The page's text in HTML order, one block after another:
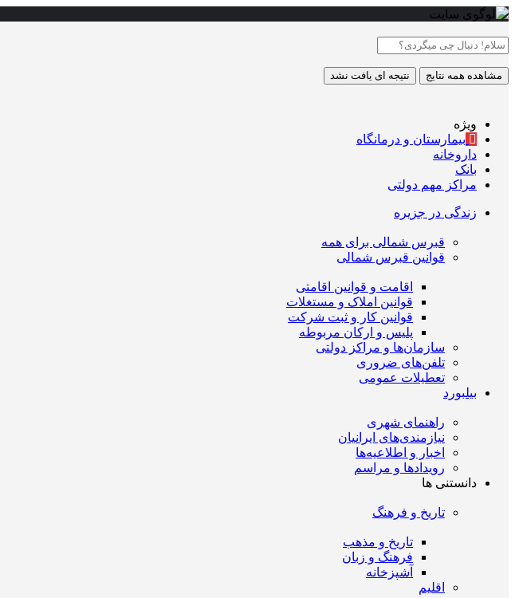
مشاهده همه نتایج نتیجه ای یافت نشد
ویژه
بیمارستان و درمانگاه
داروخانه
بانک
مراکز مهم دولتی
زندگی در جزیره
قبرس شمالی برای همه
قوانین قبرس شمالی
اقامت و قوانین اقامتی
قوانین املاک و مستغلات
قوانین کار و ثبت شرکت
پلیس و ارکان مربوطه
سازمان‌ها و مراکز دولتی
تلفن‌های ضروری
تعطیلات عمومی
بیلبورد
راهنمای شهری
نیازمندی‌های ایرانیان
اخبار و اطلاعیه‌ها
رویداد‌ها و مراسم
دانستنی ها
تاریخ و فرهنگ
تاریخ و مذهب
فرهنگ و زبان
آشپزخانه
اقلیم